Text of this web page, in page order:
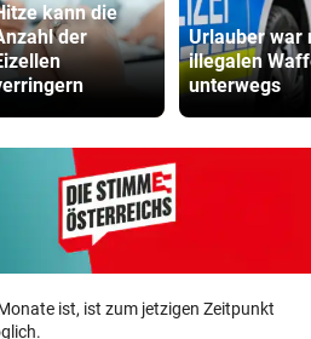
kann die
der
Urlauber war
illegalen
unterwegs
ist, ist zum jetzigen Zeitpunkt